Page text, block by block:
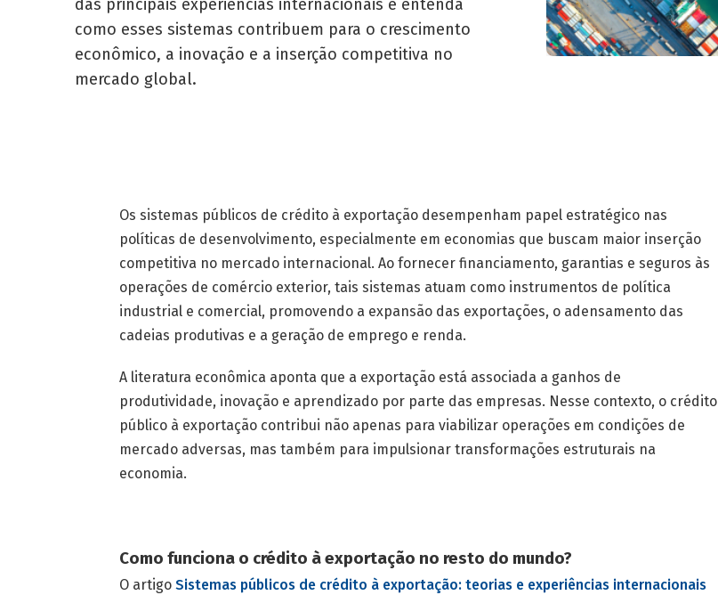
das principais experiências internacionais e entenda
como esses sistemas contribuem para o crescimento
econômico, a inovação e a inserção competitiva no
mercado global.
Os sistemas públicos de crédito à exportação desempenham papel estratégico nas
políticas de desenvolvimento, especialmente em economias que buscam maior inserção
competitiva no mercado internacional. Ao fornecer financiamento, garantias e seguros às
operações de comércio exterior, tais sistemas atuam como instrumentos de política
industrial e comercial, promovendo a expansão das exportações, o adensamento das
cadeias produtivas e a geração de emprego e renda.
A literatura econômica aponta que a exportação está associada a ganhos de
produtividade, inovação e aprendizado por parte das empresas. Nesse contexto, o crédito
público à exportação contribui não apenas para viabilizar operações em condições de
mercado adversas, mas também para impulsionar transformações estruturais na
economia.
Como funciona o crédito à exportação no resto do mundo?
O artigo Sistemas públicos de crédito à exportação: teorias e experiências internacionais